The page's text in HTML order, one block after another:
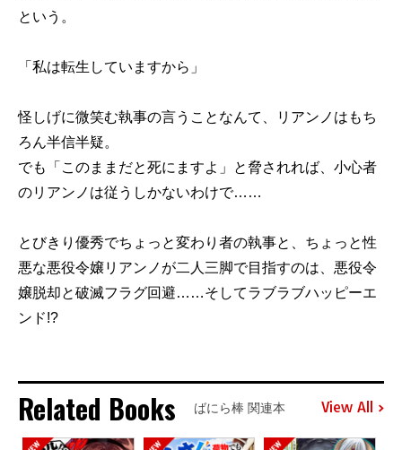
という。
「私は転生していますから」
怪しげに微笑む執事の言うことなんて、リアンノはもち
ろん半信半疑。
でも「このままだと死にますよ」と脅されれば、小心者
のリアンノは従うしかないわけで……
とびきり優秀でちょっと変わり者の執事と、ちょっと性
悪な悪役令嬢リアンノが二人三脚で目指すのは、悪役令
嬢脱却と破滅フラグ回避……そしてラブラブハッピーエ
ンド!?
Related Books ばにら棒 関連本 View All